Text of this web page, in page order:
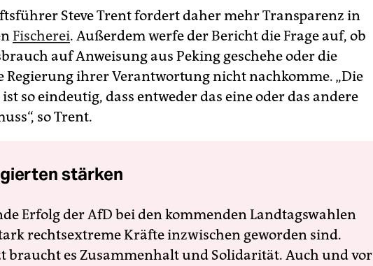
Steve Trent fordert daher mehr Transparenz in
Fischerei. Außerdem werfe der Bericht die Frage auf, ob
auf Anweisung aus Peking geschehe oder die
Regierung ihrer Verantwortung nicht nachkomme. „Die
ist so eindeutig, dass entweder das eine oder das andere
so Trent.
stärken
Erfolg der AfD bei den kommenden Landtagswahlen
rechtsextreme Kräfte inzwischen geworden sind.
braucht es Zusammenhalt und Solidarität. Auch und vor